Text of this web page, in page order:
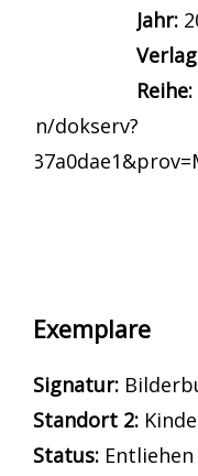
Jahr:
Reihe:
- wird in
bin/dokserv?
Exemplare
Signatur:
Standort 2:
Status: Entliehen